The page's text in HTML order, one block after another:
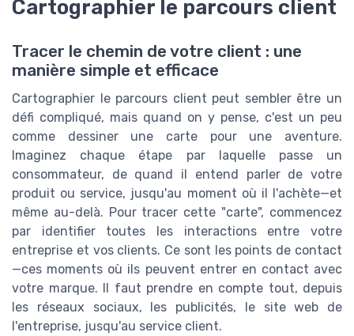
Cartographier le parcours client
Tracer le chemin de votre client : une
manière simple et efficace
Cartographier le parcours client peut sembler être un
défi compliqué, mais quand on y pense, c'est un peu
comme dessiner une carte pour une aventure.
Imaginez chaque étape par laquelle passe un
consommateur, de quand il entend parler de votre
produit ou service, jusqu'au moment où il l'achète—et
même au-delà. Pour tracer cette "carte", commencez
par identifier toutes les interactions entre votre
entreprise et vos clients. Ce sont les points de contact
—ces moments où ils peuvent entrer en contact avec
votre marque. Il faut prendre en compte tout, depuis
les réseaux sociaux, les publicités, le site web de
l'entreprise, jusqu'au service client.